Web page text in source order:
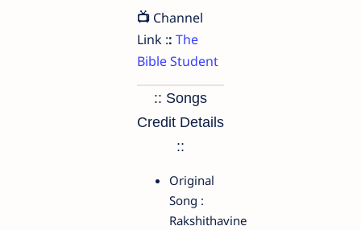
📺 Channel
Link :: The
Bible Student
:: Songs
Credit Details
::
Original
Song :
Rakshithavine